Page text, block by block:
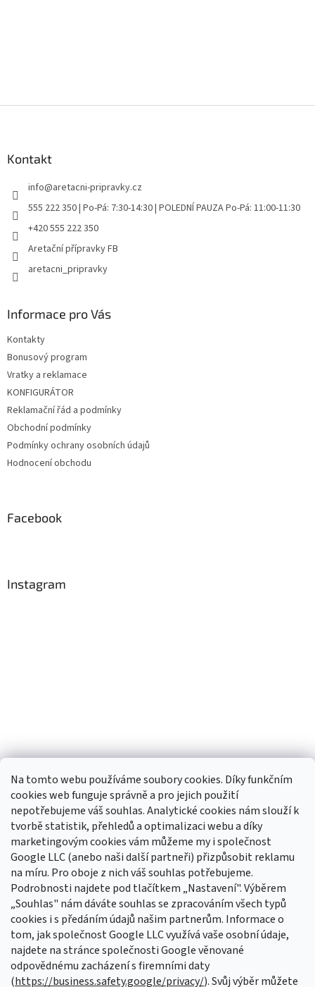
Na tomto webu používáme soubory cookies. Díky funkčním
cookies web funguje správně a pro jejich použití
nepotřebujeme váš souhlas. Analytické cookies nám slouží k
tvorbě statistik, přehledů a optimalizaci webu a díky
marketingovým cookies vám můžeme my i společnost
Google LLC (anebo naši další partneři) přizpůsobit reklamu
na míru. Pro oboje z nich váš souhlas potřebujeme.
Podrobnosti najdete pod tlačítkem „Nastavení". Výběrem
„Souhlas" nám dáváte souhlas se zpracováním všech typů
cookies i s předáním údajů našim partnerům. Informace o
tom, jak společnost Google LLC využívá vaše osobní údaje,
najdete na stránce společnosti Google věnované
odpovědnému zacházení s firemními daty
(https://business.safety.google/privacy/). Svůj výběr můžete
Kontakt
info@aretacni-pripravky.cz
555 222 350 | Po-Pá: 7:30-14:30 | POLEDNÍ PAUZA Po-Pá: 11:00-11:30
+420 555 222 350
Aretační přípravky FB
aretacni_pripravky
Informace pro Vás
Kontakty
Bonusový program
Vratky a reklamace
KONFIGURÁTOR
Reklamační řád a podmínky
Obchodní podmínky
Podmínky ochrany osobních údajů
Hodnocení obchodu
Facebook
Instagram
Sledovat na Instagramu
Odebírat newsletter
Vložte svůj e-mail a my vám budeme zasílat informace o nových
produktech na našem e-shopu.
E-mail
Vložením e-mailu souhlasíte s podmínkami ochrany osobních údajů